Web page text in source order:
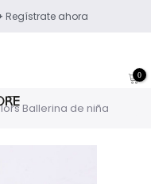
Regístrate ahora
0
Ballerina de niña